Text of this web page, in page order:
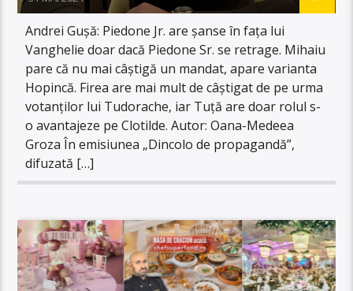
Andrei Gușă: Piedone Jr. are șanse în fața lui
Vanghelie doar dacă Piedone Sr. se retrage. Mihaiu
pare că nu mai câștigă un mandat, apare varianta
Hopincă. Firea are mai mult de câștigat de pe urma
votanților lui Tudorache, iar Tuță are doar rolul s-
o avantajeze pe Clotilde. Autor: Oana-Medeea
Groza În emisiunea „Dincolo de propagandă”,
difuzată […]